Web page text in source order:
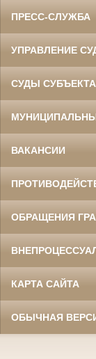
ПРЕСС-СЛУЖБА
УПРАВЛЕНИЕ
СУДЫ
ВАКАНСИИ
ОБРАЩЕНИЯ
КАРТА САЙТА
ОБЫЧНАЯ